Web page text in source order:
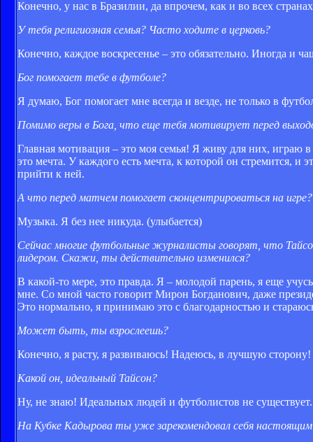
Конечно, у нас в Бразилии, да впрочем, как и во всех
У тебя религиозная семья? Часто ходите в церковь?
Конечно, каждое воскресенье – это обязательно. Иногда и
Бог помогает тебе в футболе?
Я думаю, Бог помогает мне всегда и везде, не только в
Помимо веры в Бога, что еще тебя мотивирует перед
Главная мотивация – это моя семья! Я живу для них,
это мечта. У каждого есть мечта, к которой он стремится, и
прийти к ней.
А что перед матчем помогает сконцентрироваться на игре?
Музыка. Я без нее никуда. (улыбается)
Сейчас многие футбольные журналисты говорят, что
лидером. Скажи, ты действительно изменился?
В какой-то мере, это правда. Я – молодой парень, я еще
мне. Со мной часто говорит Мирон Богданович, даже
Это нормально, я принимаю это с благодарностью и
Может быть, ты взрослеешь?
Конечно, я расту, я развиваюсь! Надеюсь, в лучшую сторону!
Какой он, идеальный Тайсон?
Ну, не знаю! Идеальных людей и футболистов не
На Кубке Кадырова ты уже зарекомендовал себя